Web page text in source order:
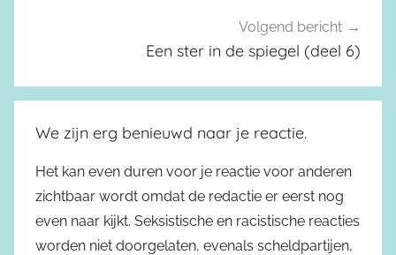
Volgend bericht
Een ster in de spiegel (deel 6)
We zijn erg benieuwd naar je reactie.
Het kan even duren voor je reactie voor anderen
zichtbaar wordt omdat de redactie er eerst nog
even naar kijkt. Seksistische en racistische reacties
worden niet doorgelaten, evenals scheldpartijen,